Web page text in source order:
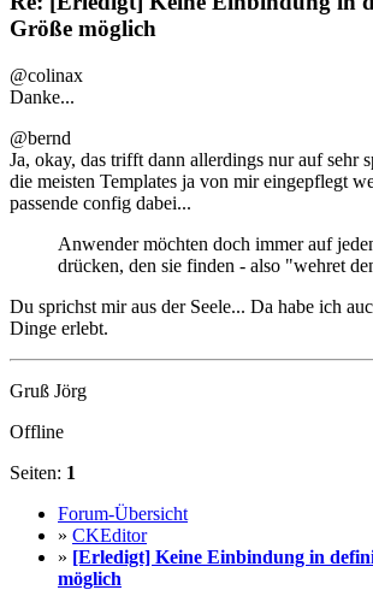
Größe möglich
@colinax
Danke...
@bernd
Ja, okay, das trifft dann allerdings nur auf sehr
die meisten Templates ja von mir eingepflegt
passende config dabei...
Anwender möchten doch immer auf
drücken, den sie finden - also "wehret
Du sprichst mir aus der Seele... Da habe ich
Dinge erlebt.
Gruß Jörg
Offline
Seiten: 1
Forum-Übersicht
» CKEditor
» [Erledigt] Keine Einbindung in
möglich